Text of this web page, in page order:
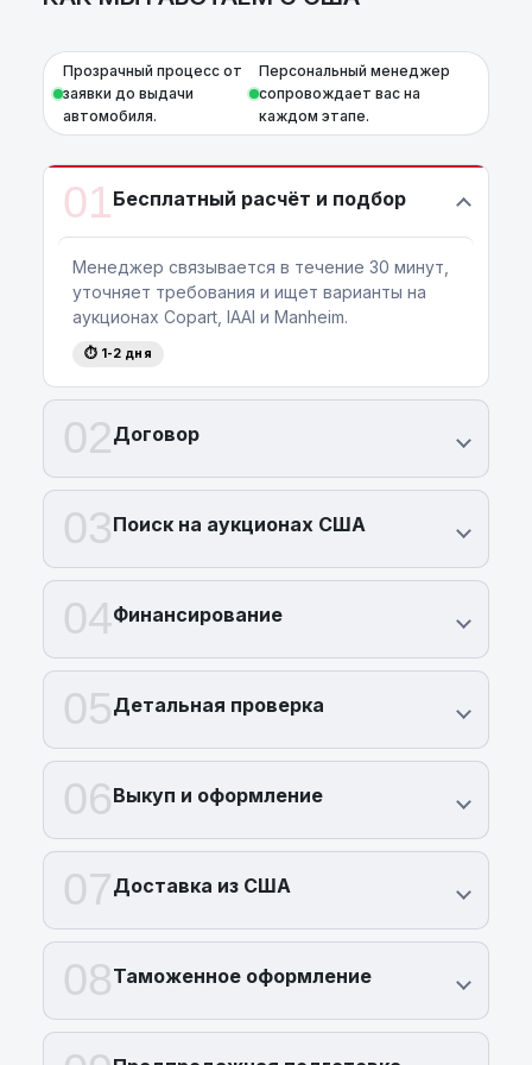
Прозрачный процесс от
заявки до выдачи
автомобиля.
Персональный менеджер
сопровождает вас на
каждом этапе.
01Бесплатный расчёт и подбор
Менеджер связывается в течение 30 минут,
уточняет требования и ищет варианты на
аукционах Copart, IAAI и Manheim.
⏱ 1-2 дня
02Договор
03Поиск на аукционах США
04Финансирование
05Детальная проверка
06Выкуп и оформление
07Доставка из США
08Таможенное оформление